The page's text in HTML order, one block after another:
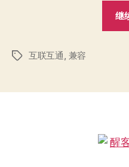
继
标
互联互通, 兼容